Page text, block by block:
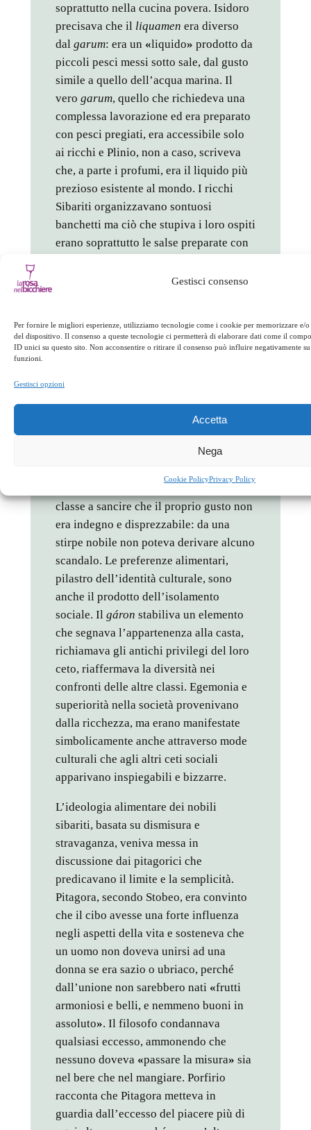
Gestisci consenso
Per fornire le migliori esperienze, utilizziamo tecnologie come i cookie per memorizzare e/
del dispositivo. Il consenso a queste tecnologie ci permetterà di elaborare dati come il
ID unici su questo sito. Non acconsentire o ritirare il consenso può influire negativamente
funzioni.
Gestisci opzioni
Accetta
Nega
Cookie PolicyPrivacy Policy
soprattutto nella cucina povera. Isidoro
precisava che il liquamen era diverso
dal garum: era un «liquido» prodotto da
piccoli pesci messi sotto sale, dal gusto
simile a quello dell’acqua marina. Il
vero garum, quello che richiedeva una
complessa lavorazione ed era preparato
con pesci pregiati, era accessibile solo
ai ricchi e Plinio, non a caso, scriveva
che, a parte i profumi, era il liquido più
prezioso esistente al mondo. I ricchi
Sibariti organizzavano sontuosi
banchetti ma ciò che stupiva i loro ospiti
erano soprattutto le salse preparate con
dall’Oriente. Seneca scriveva che il
faceva costare cari non un sapore
straordinario o una qualche dolcezza del
procurarli.
A molti la dieta sibaritica, e soprattutto
salse di pesce come ilgáron, appariva
detestabile e contraria al buon senso
classe a sancire che il proprio gusto non
era indegno e disprezzabile: da una
stirpe nobile non poteva derivare alcuno
scandalo. Le preferenze alimentari,
pilastro dell’identità culturale, sono
anche il prodotto dell’isolamento
sociale. Il gáron stabiliva un elemento
che segnava l’appartenenza alla casta,
richiamava gli antichi privilegi del loro
ceto, riaffermava la diversità nei
confronti delle altre classi. Egemonia e
superiorità nella società provenivano
dalla ricchezza, ma erano manifestate
simbolicamente anche attraverso mode
culturali che agli altri ceti sociali
apparivano inspiegabili e bizzarre.
L’ideologia alimentare dei nobili
sibariti, basata su dismisura e
stravaganza, veniva messa in
discussione dai pitagorici che
predicavano il limite e la semplicità.
Pitagora, secondo Stobeo, era convinto
che il cibo avesse una forte influenza
negli aspetti della vita e sosteneva che
un uomo non doveva unirsi ad una
donna se era sazio o ubriaco, perché
dall’unione non sarebbero nati «frutti
armoniosi e belli, e nemmeno buoni in
assoluto». Il filosofo condannava
qualsiasi eccesso, ammonendo che
nessuno doveva «passare la misura» sia
nel bere che nel mangiare. Porfirio
racconta che Pitagora metteva in
guardia dall’eccesso del piacere più di